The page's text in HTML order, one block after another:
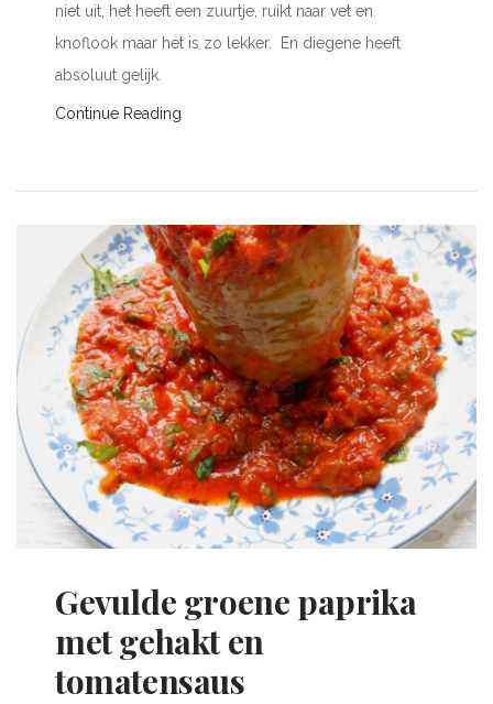
niet uit, het heeft een zuurtje, ruikt naar vet en
knoflook maar het is zo lekker. En diegene heeft
absoluut gelijk.
Continue Reading
Gevulde groene paprika
met gehakt en
tomatensaus